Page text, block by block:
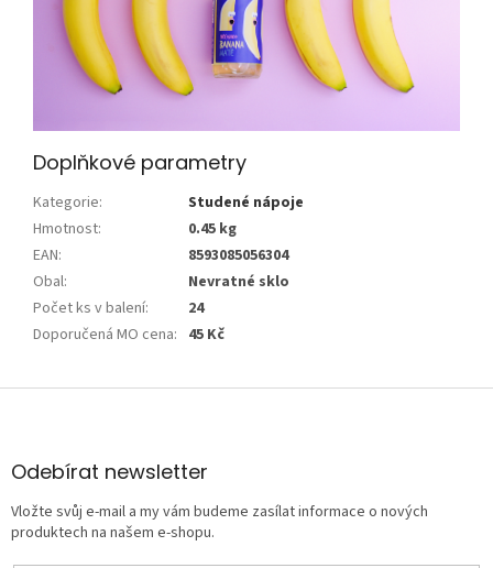
Doplňkové parametry
Kategorie:
Studené nápoje
Hmotnost:
0.45 kg
EAN:
8593085056304
Obal:
Nevratné sklo
Počet ks v balení:
24
Doporučená MO cena: 45 Kč
Z
aOdebírat newsletter
Vložte svůj e-mail a my vám budeme zasílat informace o nových
produktech na našem e-shopu.